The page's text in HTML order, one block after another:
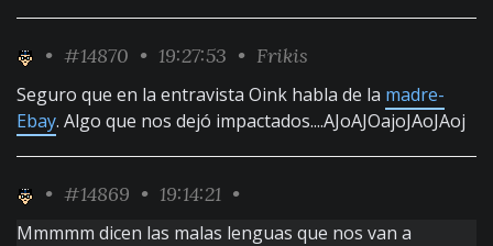
• #14870 • 19:27:53 • Frikis
Seguro que en la entravista Oink habla de la madre-
Ebay. Algo que nos dejó impactados....AJoAJOajoJAoJAoj
• #14869 • 19:14:21 •
Mmmmm dicen las malas lenguas que nos van a